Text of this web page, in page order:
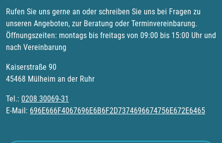
Rufen Sie uns gerne an oder schreiben Sie uns bei Fragen zu
unseren Angeboten, zur Beratung oder Terminvereinbarung.
Öffnungszeiten: montags bis freitags von 09:00 bis 15:00 Uhr und
nach Vereinbarung
Kaiserstraße 90
45468 Mülheim an der Ruhr
Tel.: 0208 30069-31
E-Mail: 696E666F4067696E6B6F2D7374696674756E672E6465